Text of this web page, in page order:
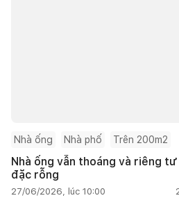
Nhà ống Nhà phố Trên 200m2
Nhà ống vẫn thoáng và riêng
đặc rỗng
27/06/2026, lúc 10:00